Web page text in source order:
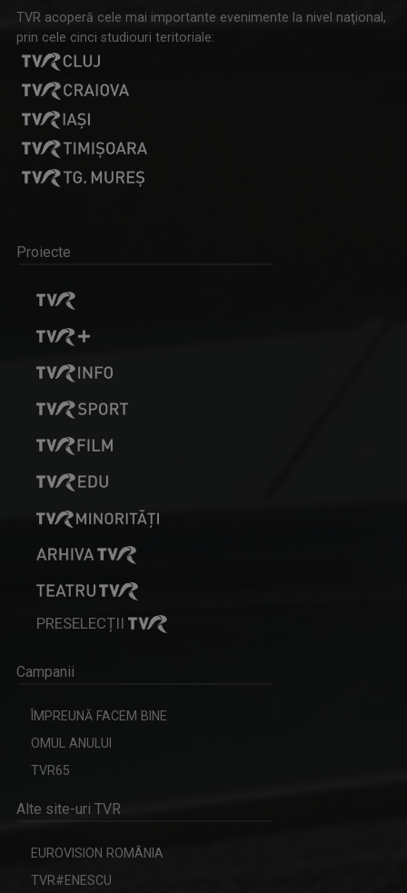
TVR acoperă cele mai importante evenimente la nivel naţional,
prin cele cinci studiouri teritoriale:
Proiecte
PRESELECȚII
Campanii
ÎMPREUNĂ FACEM BINE
OMUL ANULUI
TVR65
Alte site-uri TVR
EUROVISION ROMÂNIA
TVR#ENESCU